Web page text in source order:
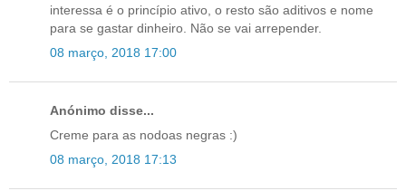
interessa é o princípio ativo, o resto são aditivos e nome
para se gastar dinheiro. Não se vai arrepender.
08 março, 2018 17:00
Anónimo disse...
Creme para as nodoas negras :)
08 março, 2018 17:13